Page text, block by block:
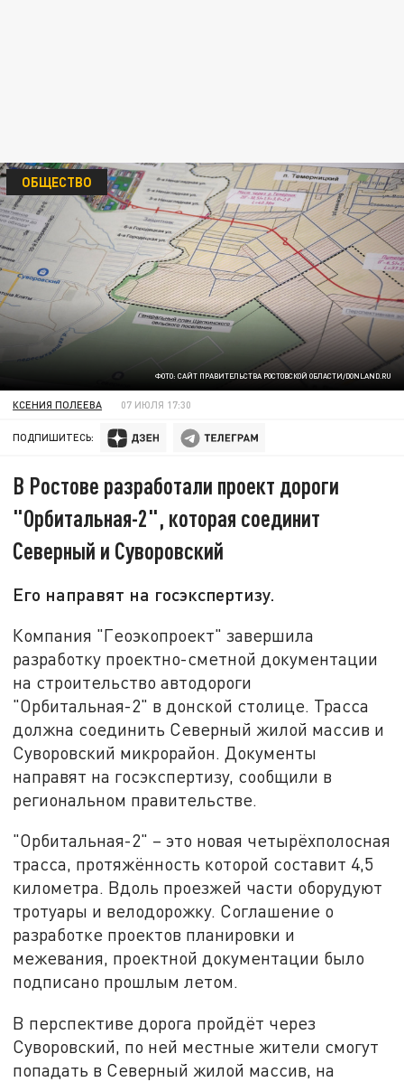
ФОТО: САЙТ ПРАВИТЕЛЬСТВА РОСТОВСКОЙ ОБЛАСТИ/DONLAND.RU
ОБЩЕСТВО
КСЕНИЯ ПОЛЕЕВА 07 ИЮЛЯ 17:30
ПОДПИШИТЕСЬ:
В Ростове разработали проект дороги
"Орбитальная-2", которая соединит
Северный и Суворовский
Его направят на госэкспертизу.
Компания "Геоэкопроект" завершила
разработку проектно-сметной документации
на строительство автодороги
"Орбитальная-2" в донской столице. Трасса
должна соединить Северный жилой массив и
Суворовский микрорайон. Документы
направят на госэкспертизу, сообщили в
региональном правительстве.
"Орбитальная-2" – это новая четырёхполосная
трасса, протяжённость которой составит 4,5
километра. Вдоль проезжей части оборудуют
тротуары и велодорожку. Соглашение о
разработке проектов планировки и
межевания, проектной документации было
подписано прошлым летом.
В перспективе дорога пройдёт через
Суворовский, по ней местные жители смогут
попадать в Северный жилой массив, на